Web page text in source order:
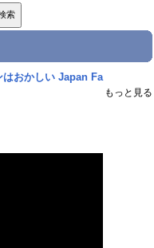
はおかしい Japan Fa
もっと見る